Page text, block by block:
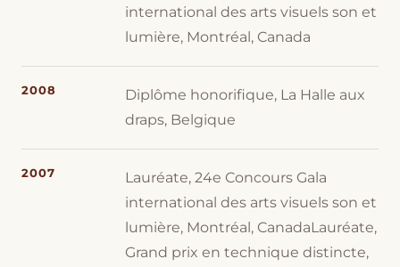
international des arts visuels son et
lumière, Montréal, Canada
2008
Diplôme honorifique, La Halle aux
draps, Belgique
2007
Lauréate, 24e Concours Gala
international des arts visuels son et
lumière, Montréal, CanadaLauréate,
Grand prix en technique distincte,